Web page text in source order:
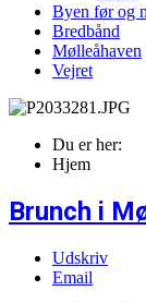
Byen før og
Bredbånd
Mølleåhaven
Vejret
Du er her:
Hjem
Brunch i
Udskriv
Email